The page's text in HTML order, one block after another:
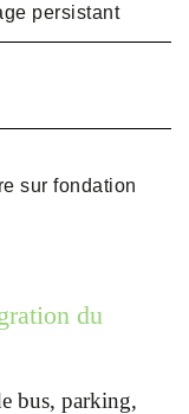
persistant
sur fondation
du
bus, parking,